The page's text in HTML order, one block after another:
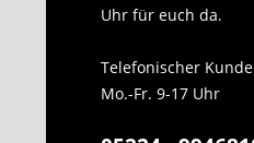
Uhr für euch da.
Telefonischer
Mo.-Fr. 9-17 Uhr